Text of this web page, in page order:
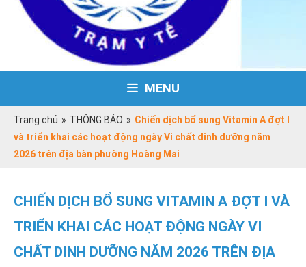
MENU
Trang chủ » THÔNG BÁO » Chiến dịch bổ sung Vitamin A đợt I
và triển khai các hoạt động ngày Vi chất dinh dưỡng năm
2026 trên địa bàn phường Hoàng Mai
CHIẾN DỊCH BỔ SUNG VITAMIN A ĐỢT I VÀ
TRIỂN KHAI CÁC HOẠT ĐỘNG NGÀY VI
CHẤT DINH DƯỠNG NĂM 2026 TRÊN ĐỊA